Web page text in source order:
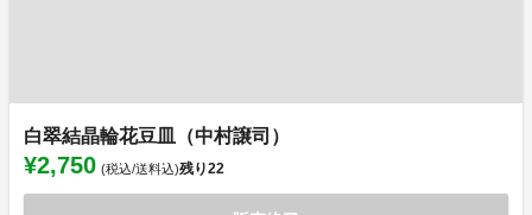
白翠結晶輪花豆皿（中村譲司）
¥2,750 (税込/送料込)残り22